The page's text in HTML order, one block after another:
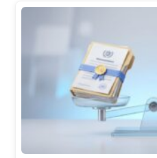
e
m
e
o
o
k